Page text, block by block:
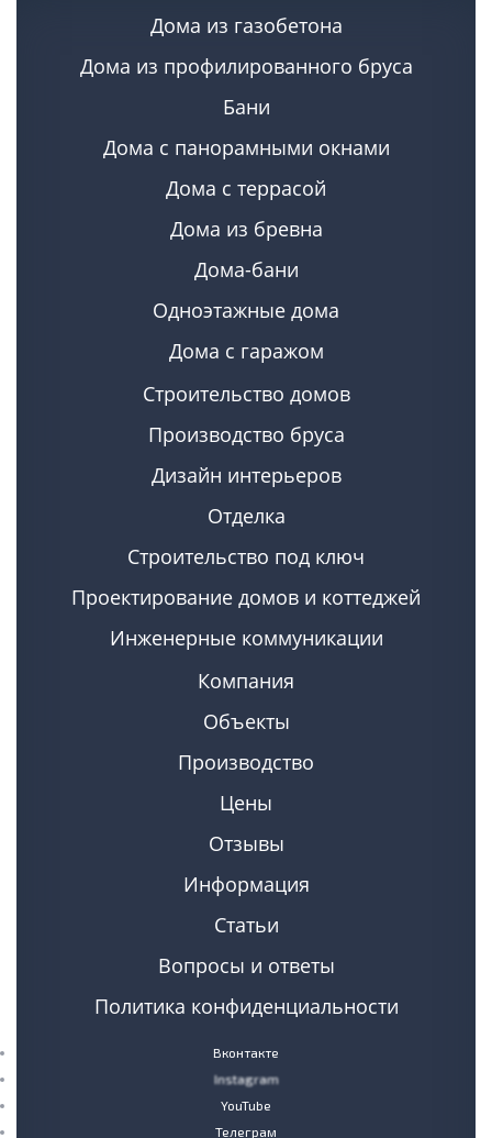
Дома из газобетона
Дома из профилированного бруса
Бани
Дома с панорамными окнами
Дома с террасой
Дома из бревна
Дома-бани
Одноэтажные дома
Дома с гаражом
Строительство домов
Производство бруса
Дизайн интерьеров
Отделка
Строительство под ключ
Проектирование домов и коттеджей
Инженерные коммуникации
Компания
Объекты
Производство
Цены
Отзывы
Информация
Статьи
Вопросы и ответы
Политика конфиденциальности
Вконтакте
Instagram
YouTube
Телеграм